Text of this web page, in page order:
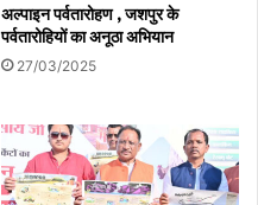
अल्पाइन पर्वतारोहण , जशपुर के
पर्वतारोहियों का अनूठा अभियान
27/03/2025